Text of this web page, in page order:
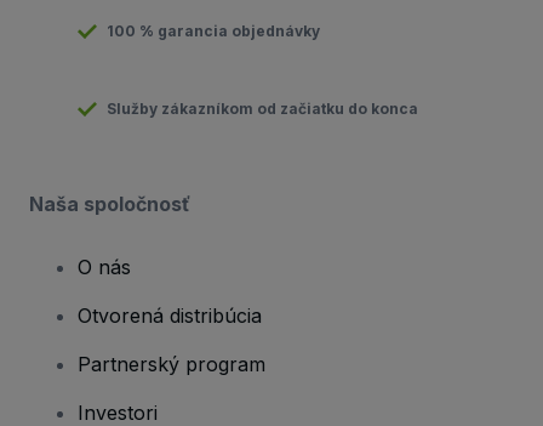
100 % garancia objednávky
Služby zákazníkom od začiatku do konca
Naša spoločnosť
O nás
Otvorená distribúcia
Partnerský program
Investori